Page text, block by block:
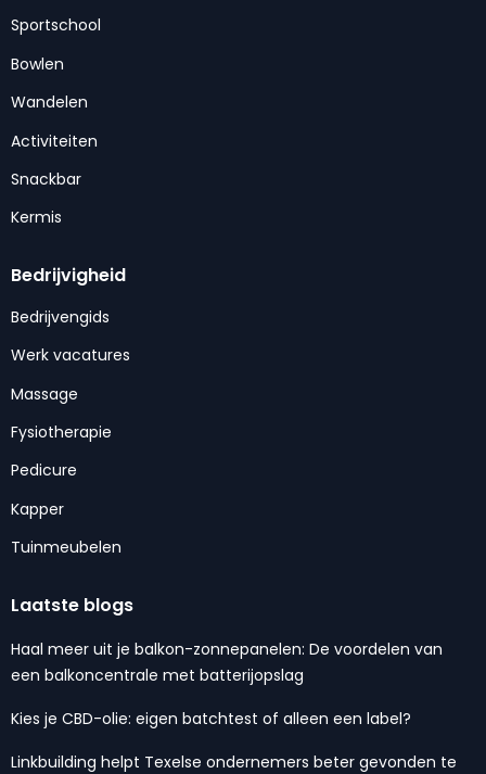
Sportschool
Bowlen
Wandelen
Activiteiten
Snackbar
Kermis
Bedrijvigheid
Bedrijvengids
Werk vacatures
Massage
Fysiotherapie
Pedicure
Kapper
Tuinmeubelen
Laatste blogs
Haal meer uit je balkon-zonnepanelen: De voordelen van
een balkoncentrale met batterijopslag
Kies je CBD-olie: eigen batchtest of alleen een label?
Linkbuilding helpt Texelse ondernemers beter gevonden te